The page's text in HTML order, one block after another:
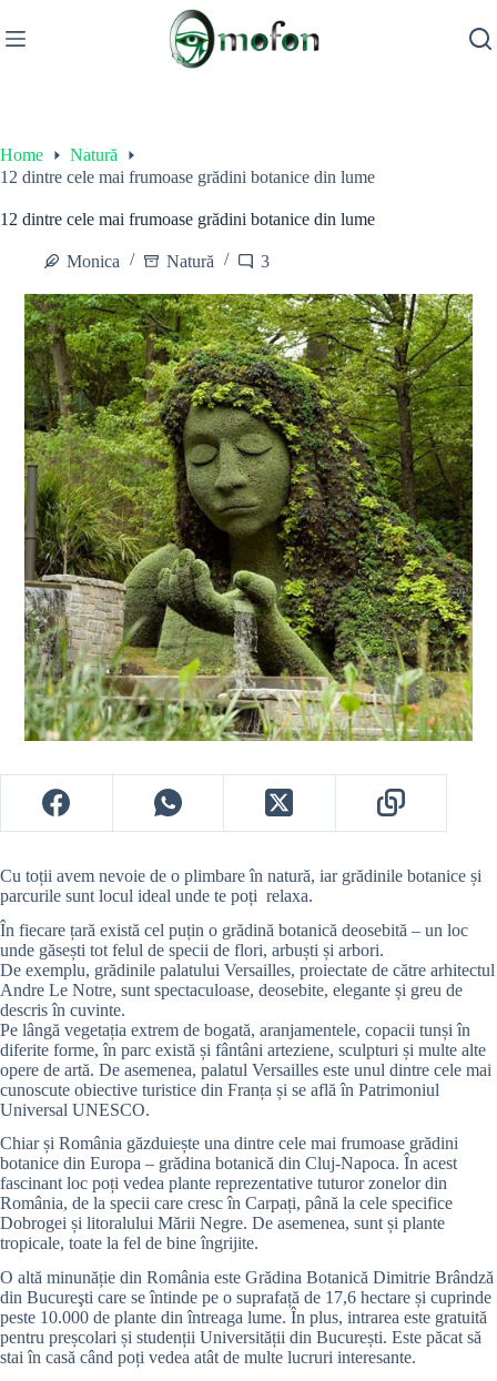
to
content
Home
Natură
12 dintre cele mai frumoase grădini botanice din lume
12 dintre cele mai frumoase grădini botanice din lume
Monica Natură 3
Cu toții avem nevoie de o plimbare în natură, iar grădinile botanice și
parcurile sunt locul ideal unde te poți relaxa.
În fiecare țară există cel puțin o grădină botanică deosebită – un loc
unde găsești tot felul de specii de flori, arbuști și arbori.
De exemplu, grădinile palatului Versailles, proiectate de către arhitectul
Andre Le Notre, sunt spectaculoase, deosebite, elegante și greu de
descris în cuvinte.
Pe lângă vegetația extrem de bogată, aranjamentele, copacii tunși în
diferite forme, în parc există și fântâni arteziene, sculpturi și multe alte
opere de artă. De asemenea, palatul Versailles este unul dintre cele mai
cunoscute obiective turistice din Franța și se află în Patrimoniul
Universal UNESCO.
Chiar și România găzduiește una dintre cele mai frumoase grădini
botanice din Europa – grădina botanică din Cluj-Napoca. În acest
fascinant loc poți vedea plante reprezentative tuturor zonelor din
România, de la specii care cresc în Carpați, până la cele specifice
Dobrogei și litoralului Mării Negre. De asemenea, sunt și plante
tropicale, toate la fel de bine îngrijite.
O altă minunăție din România este Grădina Botanică Dimitrie Brândză
din Bucureşti care se întinde pe o suprafață de 17,6 hectare și cuprinde
peste 10.000 de plante din întreaga lume. În plus, intrarea este gratuită
pentru preșcolari și studenții Universității din București. Este păcat să
stai în casă când poți vedea atât de multe lucruri interesante.